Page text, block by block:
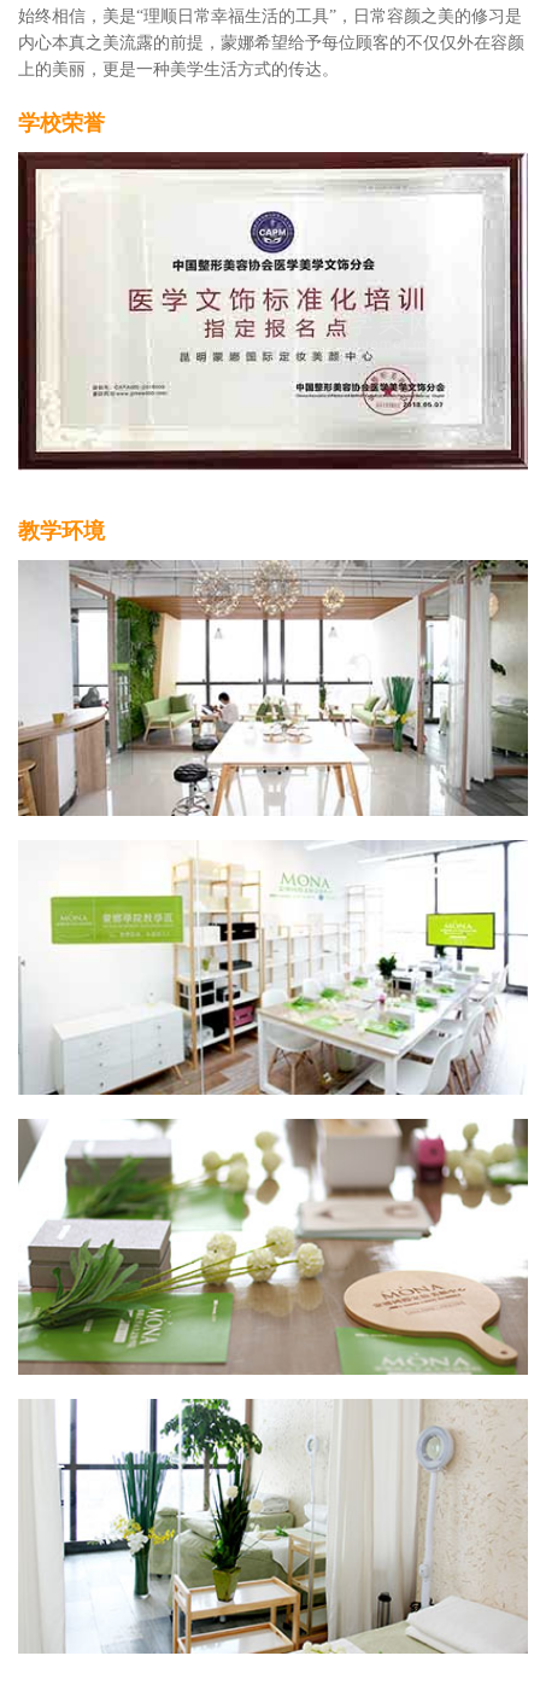
始终相信，美是“理顺日常幸福生活的工具”，日常容颜之美的修习是
内心本真之美流露的前提，蒙娜希望给予每位顾客的不仅仅外在容颜
上的美丽，更是一种美学生活方式的传达。
学校荣誉
教学环境